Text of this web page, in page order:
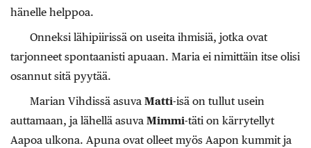
hänelle helppoa.
Onneksi lähipiirissä on useita ihmisiä, jotka ovat
tarjonneet spontaanisti apuaan. Maria ei nimittäin itse olisi
osannut sitä pyytää.
Marian Vihdissä asuva Matti-isä on tullut usein
auttamaan, ja lähellä asuva Mimmi-täti on kärrytellyt
Aapoa ulkona. Apuna ovat olleet myös Aapon kummit ja